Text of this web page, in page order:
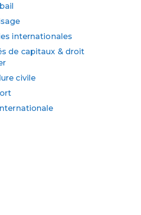
internationales
de capitaux & droit
civile